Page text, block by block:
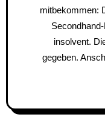
mitbekommen:
insolvent.
gegeben.